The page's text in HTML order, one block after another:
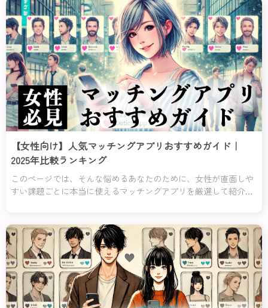
【女性向け】人気マッチングアプリおすすめガイド｜
2025年比較ランキング
このページでは、そんな悩めるあなたのために、女性が直面しや
すい課題ごとに本当に使えるマッチングアプリを厳選して紹介す
たり応えるアプリをランキング形式でまとめたの。